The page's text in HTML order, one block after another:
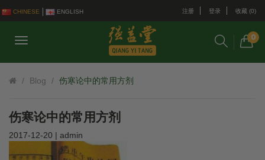
CHINESE ENGLISH 注册 登录 收藏 (0)
0
Blog 伤寒论中的常用方剂
伤寒论中的常用方剂
2017-12-20 | admin